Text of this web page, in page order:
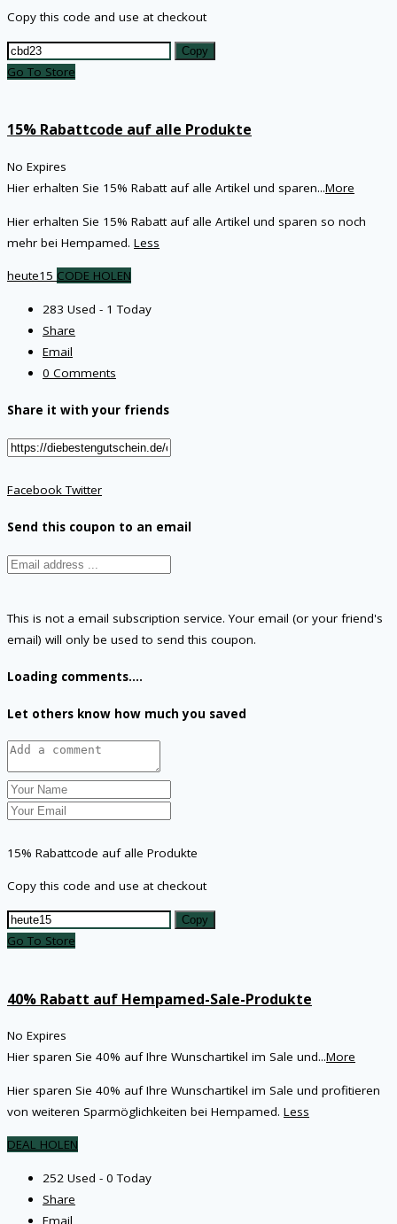
Copy this code and use at checkout
Copy
Go To Store
15% Rabattcode auf alle Produkte
No Expires
Hier erhalten Sie 15% Rabatt auf alle Artikel und sparen...More
Hier erhalten Sie 15% Rabatt auf alle Artikel und sparen so noch
mehr bei Hempamed. Less
heute15 CODE HOLEN
283 Used - 1 Today
Share
Email
0 Comments
Share it with your friends
FacebookTwitter
Send this coupon to an email
This is not a email subscription service. Your email (or your friend's
email) will only be used to send this coupon.
Loading comments....
Let others know how much you saved
15% Rabattcode auf alle Produkte
Copy this code and use at checkout
Copy
Go To Store
40% Rabatt auf Hempamed-Sale-Produkte
No Expires
Hier sparen Sie 40% auf Ihre Wunschartikel im Sale und...More
Hier sparen Sie 40% auf Ihre Wunschartikel im Sale und profitieren
von weiteren Sparmöglichkeiten bei Hempamed. Less
DEAL HOLEN
252 Used - 0 Today
Share
Email